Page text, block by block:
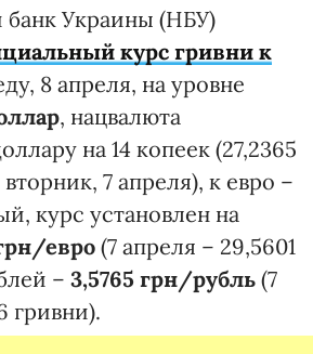
Украины (НБУ)
курс гривни к
8 апреля, на уровне
, нацвалюта
на 14 копеек (27,2365
7 апреля), к евро –
курс установлен на
евро(7 апреля – 29,5601
– 3,5765 грн/рубль (7
гривни).